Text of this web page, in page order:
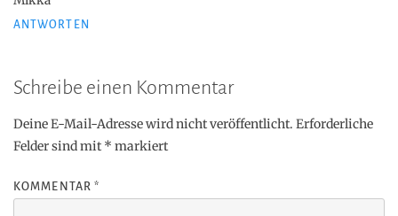
ANTWORTEN
Schreibe einen Kommentar
Deine E-Mail-Adresse wird nicht veröffentlicht. Erforderliche
Felder sind mit * markiert
KOMMENTAR*